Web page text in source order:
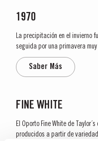
1970
La precipitación en el invierno
seguida por una primavera muy
octubre casi no llovió y la
Saber Más
FINE WHITE
El Oporto Fine White de
producidos a partir de